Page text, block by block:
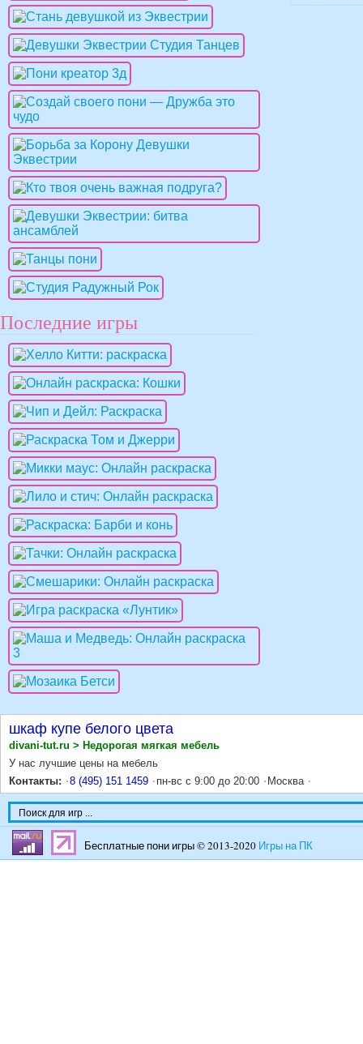
Последние игры
шкаф купе белого цвета
divani-tut.ru > Недорогая мягкая мебель
У нас лучшие цены на мебель
Контакты:
8 (495) 151 1459 пн-вс с 9:00 до 20:00 Москва
Бесплатные пони игры © 2013-2020 Игры на ПК